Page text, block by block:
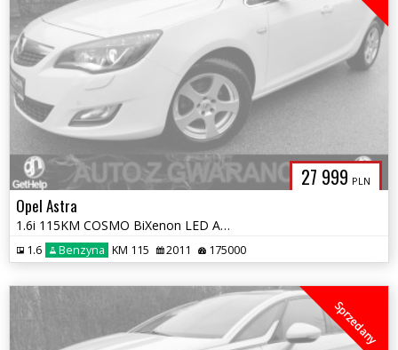
27 999 PLN
Opel Astra
1.6i 115KM COSMO BiXenon LED ALU KLIMATRONIC 2xPDC SKÓRY OPŁATY GWARA
1.6 Benzyna KM 115 2011 175000
Sprzedany